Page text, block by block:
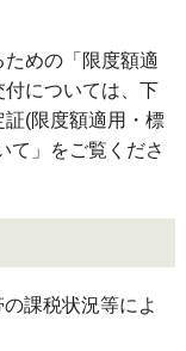
めの「限度額適
付については、下
(限度額適用・標
て」をご覧くださ
課税状況等によ